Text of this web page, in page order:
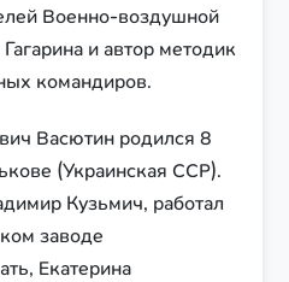
Военно-воздушной
и автор методик
командиров.
Васютин родился 8
(Украинская ССР).
Кузьмич, работал
заводе
Екатерина